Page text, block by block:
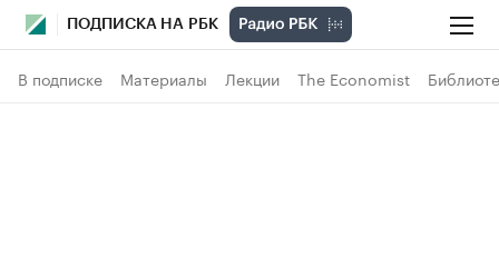
ПОДПИСКА НА РБК
В подписке Материалы Лекции The Economist